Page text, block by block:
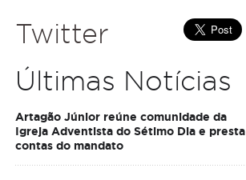
Twitter
Últimas Notícias
Artagão Júnior reúne comunidade da
Igreja Adventista do Sétimo Dia e presta
contas do mandato